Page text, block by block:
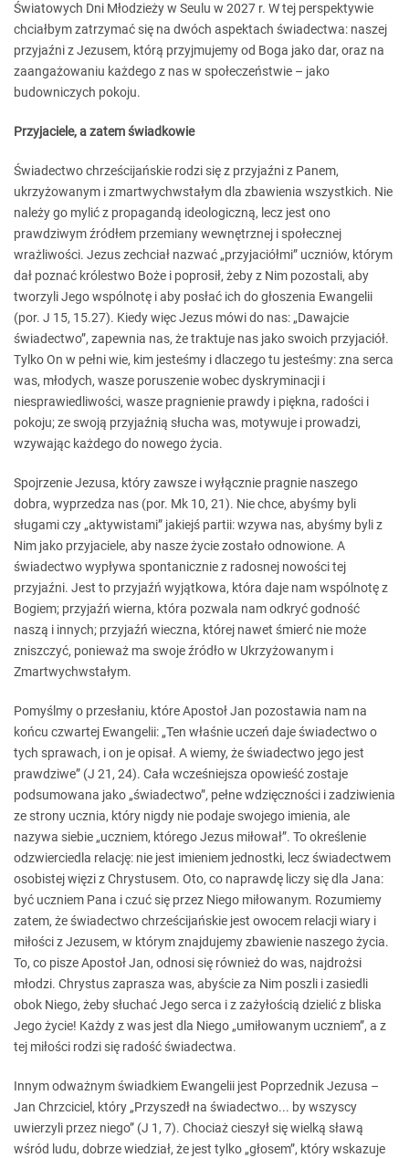
Światowych Dni Młodzieży w Seulu w 2027 r. W tej perspektywie
chciałbym zatrzymać się na dwóch aspektach świadectwa: naszej
przyjaźni z Jezusem, którą przyjmujemy od Boga jako dar, oraz na
zaangażowaniu każdego z nas w społeczeństwie – jako
budowniczych pokoju.
Przyjaciele, a zatem świadkowie
Świadectwo chrześcijańskie rodzi się z przyjaźni z Panem,
ukrzyżowanym i zmartwychwstałym dla zbawienia wszystkich. Nie
należy go mylić z propagandą ideologiczną, lecz jest ono
prawdziwym źródłem przemiany wewnętrznej i społecznej
wrażliwości. Jezus zechciał nazwać „przyjaciółmi” uczniów, którym
dał poznać królestwo Boże i poprosił, żeby z Nim pozostali, aby
tworzyli Jego wspólnotę i aby posłać ich do głoszenia Ewangelii
(por. J 15, 15.27). Kiedy więc Jezus mówi do nas: „Dawajcie
świadectwo”, zapewnia nas, że traktuje nas jako swoich przyjaciół.
Tylko On w pełni wie, kim jesteśmy i dlaczego tu jesteśmy: zna serca
was, młodych, wasze poruszenie wobec dyskryminacji i
niesprawiedliwości, wasze pragnienie prawdy i piękna, radości i
pokoju; ze swoją przyjaźnią słucha was, motywuje i prowadzi,
wzywając każdego do nowego życia.
Spojrzenie Jezusa, który zawsze i wyłącznie pragnie naszego
dobra, wyprzedza nas (por. Mk 10, 21). Nie chce, abyśmy byli
sługami czy „aktywistami” jakiejś partii: wzywa nas, abyśmy byli z
Nim jako przyjaciele, aby nasze życie zostało odnowione. A
świadectwo wypływa spontanicznie z radosnej nowości tej
przyjaźni. Jest to przyjaźń wyjątkowa, która daje nam wspólnotę z
Bogiem; przyjaźń wierna, która pozwala nam odkryć godność
naszą i innych; przyjaźń wieczna, której nawet śmierć nie może
zniszczyć, ponieważ ma swoje źródło w Ukrzyżowanym i
Zmartwychwstałym.
Pomyślmy o przesłaniu, które Apostoł Jan pozostawia nam na
końcu czwartej Ewangelii: „Ten właśnie uczeń daje świadectwo o
tych sprawach, i on je opisał. A wiemy, że świadectwo jego jest
prawdziwe” (J 21, 24). Cała wcześniejsza opowieść zostaje
podsumowana jako „świadectwo”, pełne wdzięczności i zadziwienia
ze strony ucznia, który nigdy nie podaje swojego imienia, ale
nazywa siebie „uczniem, którego Jezus miłował”. To określenie
odzwierciedla relację: nie jest imieniem jednostki, lecz świadectwem
osobistej więzi z Chrystusem. Oto, co naprawdę liczy się dla Jana:
być uczniem Pana i czuć się przez Niego miłowanym. Rozumiemy
zatem, że świadectwo chrześcijańskie jest owocem relacji wiary i
miłości z Jezusem, w którym znajdujemy zbawienie naszego życia.
To, co pisze Apostoł Jan, odnosi się również do was, najdrożsi
młodzi. Chrystus zaprasza was, abyście za Nim poszli i zasiedli
obok Niego, żeby słuchać Jego serca i z zażyłością dzielić z bliska
Jego życie! Każdy z was jest dla Niego „umiłowanym uczniem”, a z
tej miłości rodzi się radość świadectwa.
Innym odważnym świadkiem Ewangelii jest Poprzednik Jezusa –
Jan Chrzciciel, który „Przyszedł na świadectwo... by wszyscy
uwierzyli przez niego” (J 1, 7). Chociaż cieszył się wielką sławą
wśród ludu, dobrze wiedział, że jest tylko „głosem”, który wskazuje